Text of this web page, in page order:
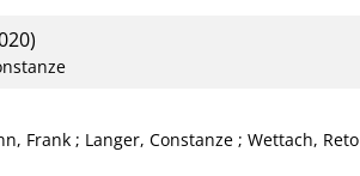
Frank ; Langer, Constanze ;Wettach, Reto